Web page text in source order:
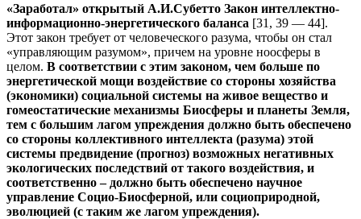
«Заработал» открытый А.И.Субетто Закон интеллектно-
информационно-энергетического баланса [31, 39 — 44].
Этот закон требует от человеческого разума, чтобы он стал
«управляющим разумом», причем на уровне ноосферы в
целом. В соответствии с этим законом, чем больше по
энергетической мощи воздействие со стороны хозяйства
(экономики) социальной системы на живое вещество и
гомеостатические механизмы Биосферы и планеты Земля,
тем с большим лагом упреждения должно быть обеспечено
со стороны коллективного интеллекта (разума) этой
системы предвидение (прогноз) возможных негативных
экологических последствий от такого воздействия, и
соответственно – должно быть обеспечено научное
управление Социо-Биосферной, или социоприродной,
эволюцией (с таким же лагом упреждения).